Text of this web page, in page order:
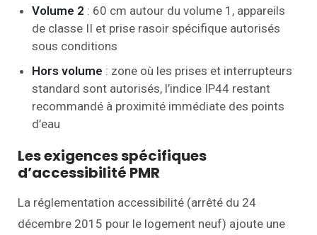
Volume 2 : 60 cm autour du volume 1, appareils
de classe II et prise rasoir spécifique autorisés
sous conditions
Hors volume : zone où les prises et interrupteurs
standard sont autorisés, l’indice IP44 restant
recommandé à proximité immédiate des points
d’eau
Les exigences spécifiques
d’accessibilité PMR
La réglementation accessibilité (arrêté du 24
décembre 2015 pour le logement neuf) ajoute une